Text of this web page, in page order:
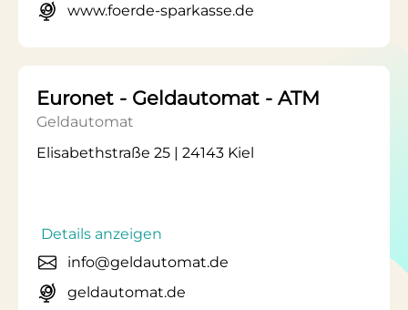
www.foerde-sparkasse.de
Euronet - Geldautomat - ATM
Geldautomat
Elisabethstraße 25 | 24143 Kiel
Details anzeigen
info@geldautomat.de
geldautomat.de